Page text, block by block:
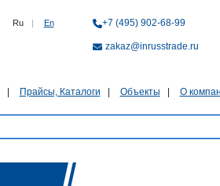
Ru | En +7 (495) 902-68-99
zakaz@inrusstrade.ru
Прайсы, Каталоги Объекты О